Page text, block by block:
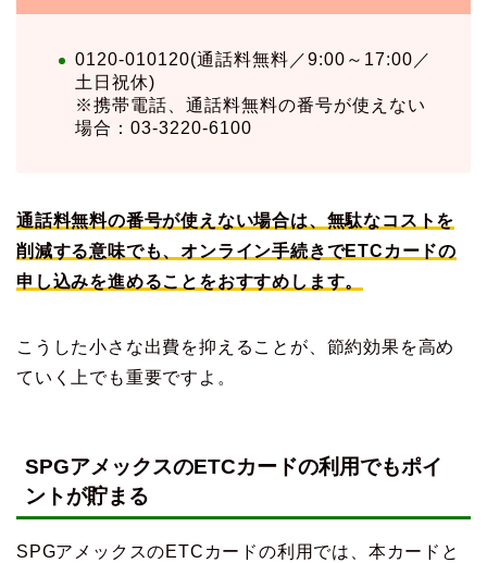
0120-010120(通話料無料／9:00～17:00／
土日祝休)
※携帯電話、通話料無料の番号が使えない
場合：03-3220-6100
通話料無料の番号が使えない場合は、無駄なコストを
削減する意味でも、オンライン手続きでETCカードの
申し込みを進めることをおすすめします。
こうした小さな出費を抑えることが、節約効果を高め
ていく上でも重要ですよ。
SPGアメックスのETCカードの利用でもポイ
ントが貯まる
SPGアメックスのETCカードの利用では、本カードと